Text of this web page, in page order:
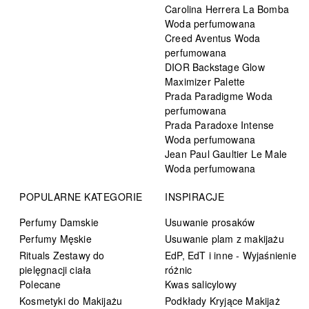
Carolina Herrera La Bomba
Woda perfumowana
Creed Aventus Woda
perfumowana
DIOR Backstage Glow
Maximizer Palette
Prada Paradigme Woda
perfumowana
Prada Paradoxe Intense
Woda perfumowana
Jean Paul Gaultier Le Male
Woda perfumowana
POPULARNE KATEGORIE
Perfumy Damskie
Perfumy Męskie
Rituals Zestawy do
pielęgnacji ciała
Polecane
Kosmetyki do Makijażu
INSPIRACJE
Usuwanie prosaków
Usuwanie plam z makijażu
EdP, EdT i inne - Wyjaśnienie
różnic
Kwas salicylowy
Podkłady Kryjące Makijaż